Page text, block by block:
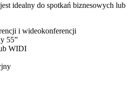
idealny do spotkań biznesowych lub
i wideokonferencji
55”
WIDI